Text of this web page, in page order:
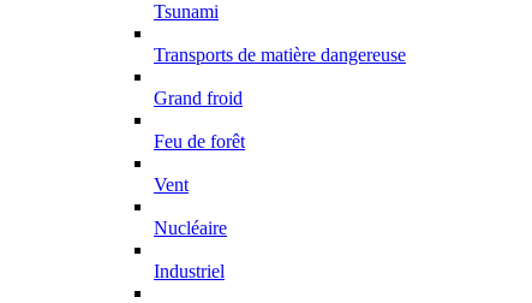
Tsunami
Transports de matière dangereuse
Grand froid
Feu de forêt
Vent
Nucléaire
Industriel